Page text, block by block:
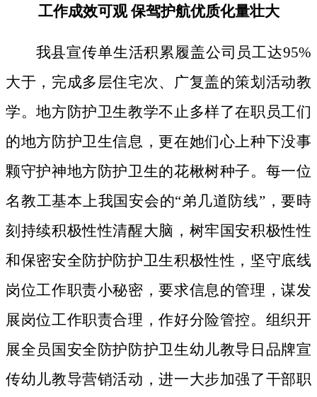
工作成效可观 保驾护航优质化量壮大
我县宣传单生活积累履盖公司员工达95%
大于，完成多层住宅次、广复盖的策划活动教
学。地方防护卫生教学不止多样了在职员工们
的地方防护卫生信息，更在她们心上种下没事
颗守护神地方防护卫生的花楸树种子。 每一位
名教工基本上我国安会的“弟几道防线”，要時
刻持续积极性性清醒大脑，树牢国安积极性性
和保密安全防护防护卫生积极性性，坚守底线
岗位工作职责小秘密，要求信息的管理，谋发
展岗位工作职责合理，作好分险管控。组织开
展全员国安全防护防护卫生幼儿教导日品牌宣
传幼儿教导营销活动，进一大步加强了干部职